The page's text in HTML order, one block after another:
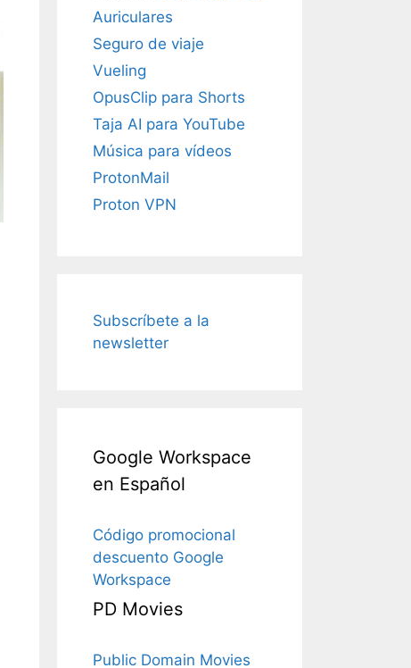
Auriculares
Seguro de viaje
Vueling
OpusClip para Shorts
Taja AI para YouTube
Música para vídeos
ProtonMail
Proton VPN
Subscríbete a la
newsletter
Google Workspace
en Español
Código promocional
descuento Google
Workspace
PD Movies
Public Domain Movies